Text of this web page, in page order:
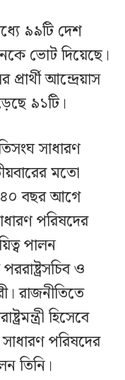
৯৯টি দেশ
ভোট দিয়েছে।
প্রার্থী আন্দ্রেয়াস
৯১টি।
সাধারণ
মতো
৪০ বছর আগে
পরিষদের
পালন
ও
রাজনীতিতে
হিসেবে
পরিষদের
তিনি।